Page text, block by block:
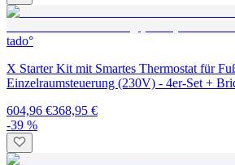
tado°
X Starter Kit mit Smartes Thermostat für
Einzelraumsteuerung (230V) - 4er-Set +
604,96 €368,95 €
-39 %